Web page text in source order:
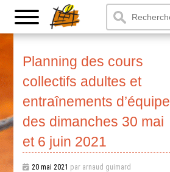
Planning des cours
collectifs adultes et
entraînements d’équipe
des dimanches 30 mai
et 6 juin 2021
20 mai 2021 par arnaud guimard